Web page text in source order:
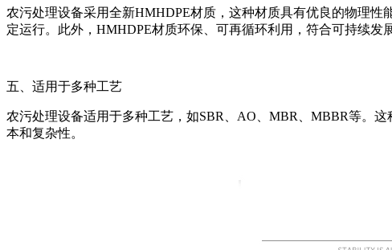
农污处理设备采用全新HMHDPE材质，这种材质具有优良的物理
定运行。此外，HMHDPE材质环保、可再循环利用，符合可持续发
五、适用于多种工艺
农污处理设备适用于多种工艺，如SBR、AO、MBR、MBBR等。
本和复杂性。